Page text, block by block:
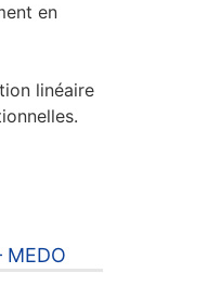
en
linéaire
MEDO